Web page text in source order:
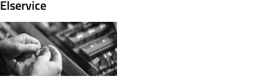
Elservice